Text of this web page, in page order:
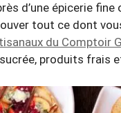
d’une épicerie
tout ce dont
du Comptoir
produits frais